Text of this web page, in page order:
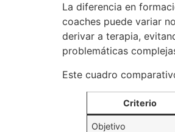
La diferencia en
coaches puede variar
derivar a terapia,
problemáticas
Este cuadro
Criterio
Objetivo